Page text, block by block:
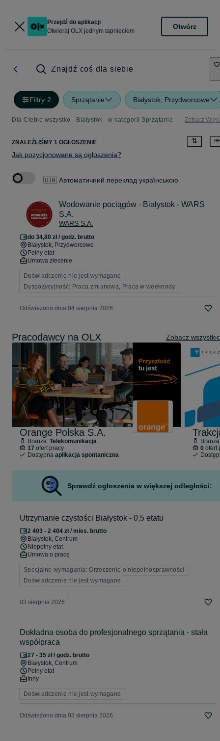
Przejdź do aplikacji
Otwieraj OLX jednym tapnięciem
Otwórz
Znajdź coś dla siebie
Filtry·2 Sprzątanie Białystok, Przydworcowe
Dla Ciebie wszystko - Białystok - w kategorii Sprzątanie Zobacz
ZNALEŹLIŚMY 1 OGŁOSZENIE
Jak pozycjonowane są ogłoszenia?
🇺🇦 Автоматичний переклад українською
Wodowanie pociągów - Białystok - WARS
S.A.
WARS S.A.
do 34,80 zł / godz. brutto
Białystok, Przydworcowe
Pełny etat
Umowa zlecenie
Doświadczenie nie jest wymagane
Dyspozycyjność: Praca zmianowa, Praca w weekendy
Odświeżono dnia 04 sierpnia 2026
Pracodawcy na OLX Zobacz
Orange Polska S.A.
Branża: Telekomunikacja
17 ofert pracy
Dostępna aplikacja spontaniczna
0 ofert
Sprawdź ogłoszenia w większej odległości:
Utrzymanie czystości Białystok - 0,5 etatu
2 403 - 2 404 zł / mies. brutto
Białystok, Centrum
Niepełny etat
Umowa o pracę
Specjalne wymagania: Orzeczenie o niepełnosprawności
Doświadczenie nie jest wymagane
03 sierpnia 2026
Dokładna osoba do profesjonalnego sprzątania - stała
współpraca
27 - 35 zł / godz. brutto
Białystok, Centrum
Pełny etat
Inny
Doświadczenie nie jest wymagane
Odświeżono dnia 03 sierpnia 2026